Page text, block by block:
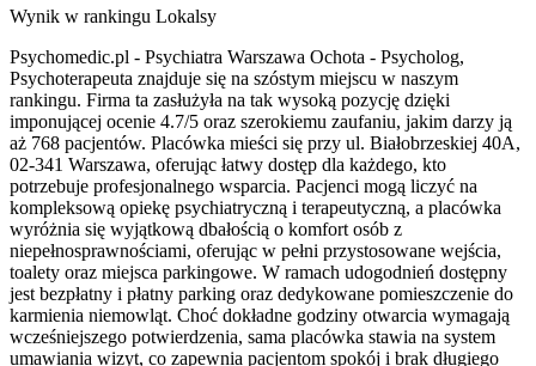
Wynik w rankingu Lokalsy
Psychomedic.pl - Psychiatra Warszawa Ochota - Psycholog,
Psychoterapeuta znajduje się na szóstym miejscu w naszym
rankingu. Firma ta zasłużyła na tak wysoką pozycję dzięki
imponującej ocenie 4.7/5 oraz szerokiemu zaufaniu, jakim darzy ją
aż 768 pacjentów. Placówka mieści się przy ul. Białobrzeskiej 40A,
02-341 Warszawa, oferując łatwy dostęp dla każdego, kto
potrzebuje profesjonalnego wsparcia. Pacjenci mogą liczyć na
kompleksową opiekę psychiatryczną i terapeutyczną, a placówka
wyróżnia się wyjątkową dbałością o komfort osób z
niepełnosprawnościami, oferując w pełni przystosowane wejścia,
toalety oraz miejsca parkingowe. W ramach udogodnień dostępny
jest bezpłatny i płatny parking oraz dedykowane pomieszczenie do
karmienia niemowląt. Choć dokładne godziny otwarcia wymagają
wcześniejszego potwierdzenia, sama placówka stawia na system
umawiania wizyt, co zapewnia pacjentom spokój i brak długiego